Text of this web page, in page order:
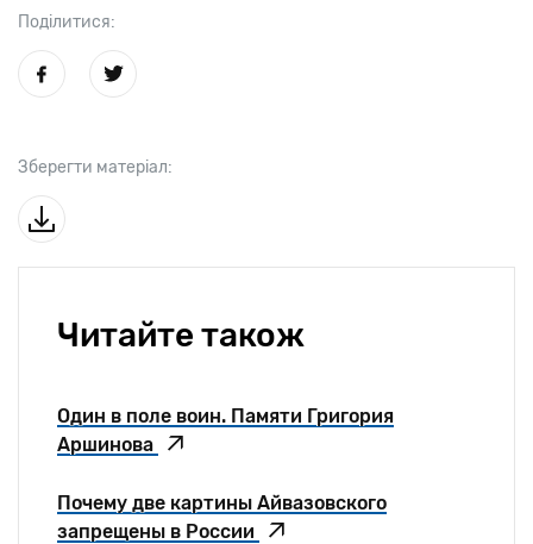
Поділитися:
Зберегти матеріал:
Читайте також
Один в поле воин. Памяти Григория
Аршинова
Почему две картины Айвазовского
запрещены в России